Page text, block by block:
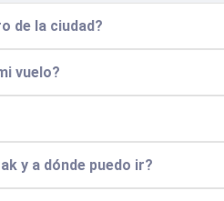
de la ciudad?
vuelo?
y a dónde puedo ir?